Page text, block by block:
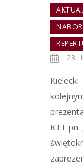
23
Kielecki
KTT